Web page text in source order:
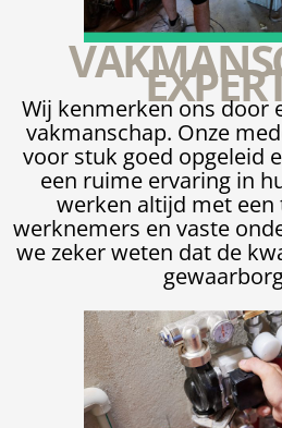
Wij kenmerken ons door
vakmanschap. Onze
voor stuk goed opgeleid
een ruime ervaring in
werken altijd met een
werknemers en vaste
we zeker weten dat de